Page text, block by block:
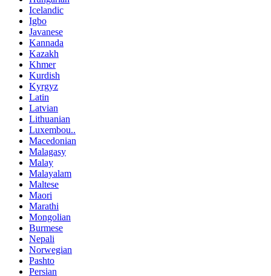
Icelandic
Igbo
Javanese
Kannada
Kazakh
Khmer
Kurdish
Kyrgyz
Latin
Latvian
Lithuanian
Luxembou..
Macedonian
Malagasy
Malay
Malayalam
Maltese
Maori
Marathi
Mongolian
Burmese
Nepali
Norwegian
Pashto
Persian